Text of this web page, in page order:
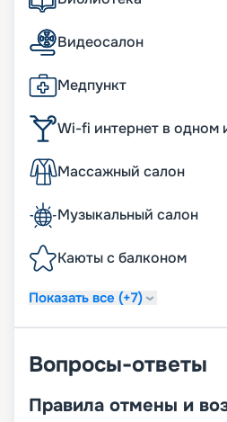
Видеосалон
Медпункт
Wi-fi интернет в одном
Массажный салон
Музыкальный салон
Каюты с балконом
Показать все (+7)
Вопросы-ответы
Правила отмены и